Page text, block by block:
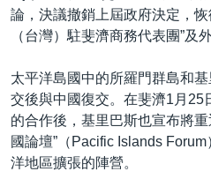
論，決議撤銷上屆政府決定，
（台灣）駐斐濟商務代表團”及
太平洋島國中的所羅門群島和
交後與中國復交。在斐濟1月25
的合作後，基里巴斯也宣布將
國論壇”（Pacific Islands
洋地區擴張的陣營。